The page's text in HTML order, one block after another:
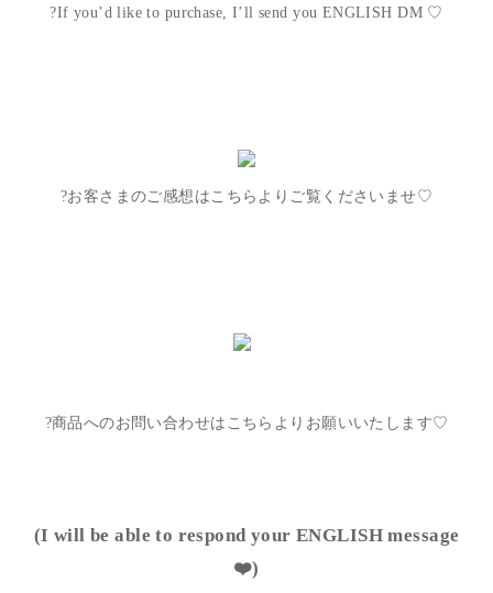
?If you’d like to purchase, I’ll send you ENGLISH DM ♡
?お客さまのご感想はこちらよりご覧くださいませ♡
?商品へのお問い合わせはこちらよりお願いいたします♡
(I will be able to respond your ENGLISH message
❤️)